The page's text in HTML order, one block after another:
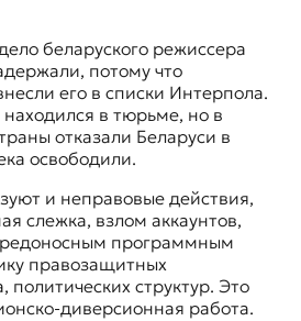
беларуского режиссера
потому что
его в списки Интерпола.
в тюрьме, но в
отказали Беларуси в
освободили.
и неправовые действия,
слежка, взлом аккаунтов,
программным
правозащитных
структур. Это
диверсионная работа.